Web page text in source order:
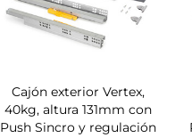
Cajón exterior Vertex,
40kg, altura 131mm con
Push Sincro y regulación